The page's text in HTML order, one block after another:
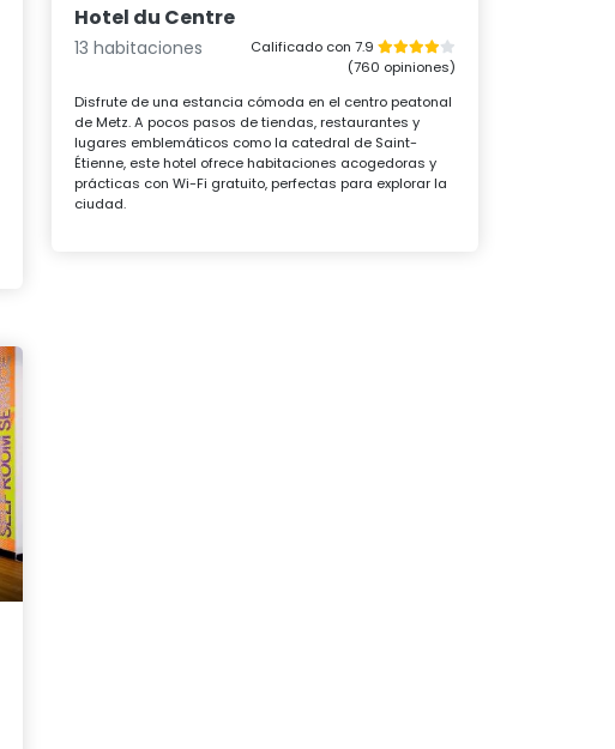
Hotel du Centre
13 habitaciones
Calificado con 7.9
(760 opiniones)
Disfrute de una estancia cómoda en el centro peatonal
de Metz. A pocos pasos de tiendas, restaurantes y
lugares emblemáticos como la catedral de Saint-
Étienne, este hotel ofrece habitaciones acogedoras y
prácticas con Wi-Fi gratuito, perfectas para explorar la
ciudad.